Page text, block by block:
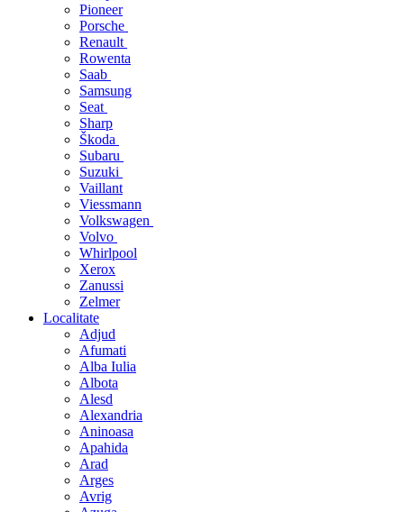
Pioneer
Porsche
Renault
Rowenta
Saab
Samsung
Seat
Sharp
Škoda
Subaru
Suzuki
Vaillant
Viessmann
Volkswagen
Volvo
Whirlpool
Xerox
Zanussi
Zelmer
Localitate
Adjud
Afumati
Alba Iulia
Albota
Alesd
Alexandria
Aninoasa
Apahida
Arad
Arges
Avrig